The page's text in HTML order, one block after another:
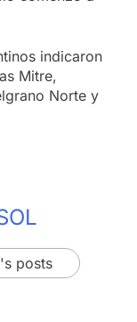
indicaron
Mitre,
Norte y
posts